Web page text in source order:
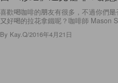
喜歡喝咖啡的朋友有很多，不過你們
又好喝的拉花拿鐵呢？咖啡師 Mason
By Kay.Q/2016年4月21日